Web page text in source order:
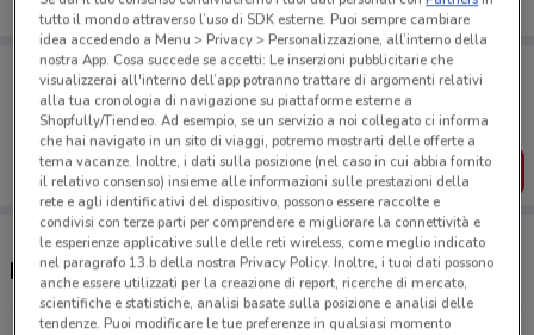
Porta DoveConviene sempre con te!
Puoi trovare le migliori offerte dei negozi vicino a te,
salvarle e creare la tua lista del risparmio, comodamente
dal tuo cellulare.
SCARICA L’APP
Negozi Arborea a Livorno
tutto il mondo attraverso l’uso di SDK esterne. Puoi sempre cambiare
idea accedendo a Menu > Privacy > Personalizzazione, all’interno della
nostra App. Cosa succede se accetti: Le inserzioni pubblicitarie che
visualizzerai all'interno dell’app potranno trattare di argomenti relativi
alla tua cronologia di navigazione su piattaforme esterne a
Shopfully/Tiendeo. Ad esempio, se un servizio a noi collegato ci informa
che hai navigato in un sito di viaggi, potremo mostrarti delle offerte a
tema vacanze. Inoltre, i dati sulla posizione (nel caso in cui abbia fornito
il relativo consenso) insieme alle informazioni sulle prestazioni della
rete e agli identificativi del dispositivo, possono essere raccolte e
condivisi con terze parti per comprendere e migliorare la connettività e
le esperienze applicative sulle delle reti wireless, come meglio indicato
nel paragrafo 13.b della nostra Privacy Policy. Inoltre, i tuoi dati possono
anche essere utilizzati per la creazione di report, ricerche di mercato,
scientifiche e statistiche, analisi basate sulla posizione e analisi delle
tendenze. Puoi modificare le tue preferenze in qualsiasi momento